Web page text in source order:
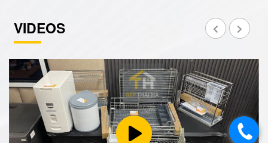
VIDEOS